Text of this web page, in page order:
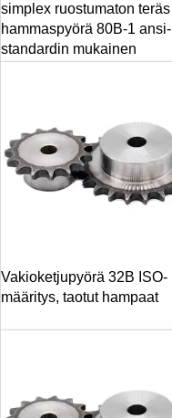
simplex ruostumaton teräs
hammaspyörä 80B-1 ansi-
standardin mukainen
Vakioketjupyörä 32B ISO-
määritys, taotut hampaat